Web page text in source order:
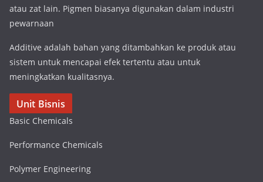
atau zat lain. Pigmen biasanya digunakan dalam industri
pewarnaan
Additive adalah bahan yang ditambahkan ke produk atau
sistem untuk mencapai efek tertentu atau untuk
meningkatkan kualitasnya.
Unit Bisnis
Basic Chemicals
Performance Chemicals
Polymer Engineering